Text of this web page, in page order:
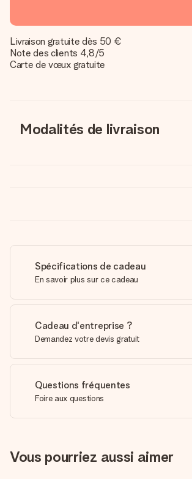
Livraison gratuite dès 50 €
Note des clients 4,8/5
Carte de vœux gratuite
Modalités de livraison
Spécifications de cadeau
En savoir plus sur ce cadeau
Cadeau d'entreprise ?
Demandez votre devis gratuit
Questions fréquentes
Foire aux questions
Vous pourriez aussi aimer